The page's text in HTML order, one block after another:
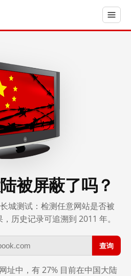
被屏蔽了吗？
城测试：检测任意网站是否被
历史记录可追溯到 2011 年。
查询
址中，有 27% 目前在中国大陆